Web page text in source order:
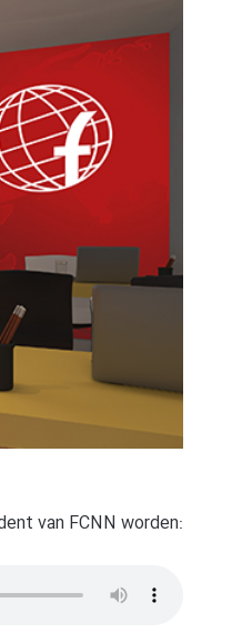
van FCNN worden: